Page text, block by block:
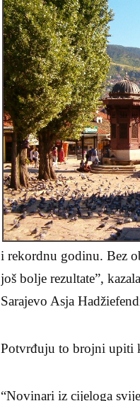
i rekordnu godinu. Bez
još bolje rezultate”,
Sarajevo Asja
Potvrđuju to brojni upiti
“Novinari iz cijeloga